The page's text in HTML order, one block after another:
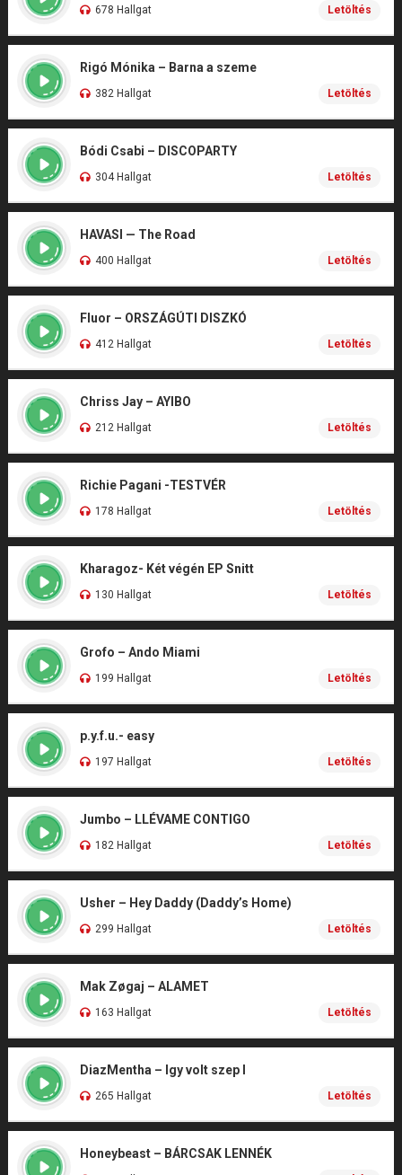
678 Hallgat Letöltés
Rigó Mónika – Barna a szeme
382 Hallgat Letöltés
Bódi Csabi – DISCOPARTY
304 Hallgat Letöltés
HAVASI — The Road
400 Hallgat Letöltés
Fluor – ORSZÁGÚTI DISZKÓ
412 Hallgat Letöltés
Chriss Jay – AYIBO
212 Hallgat Letöltés
Richie Pagani -TESTVÉR
178 Hallgat Letöltés
Kharagoz- Két végén EP Snitt
130 Hallgat Letöltés
Grofo – Ando Miami
199 Hallgat Letöltés
p.y.f.u.- easy
197 Hallgat Letöltés
Jumbo – LLÉVAME CONTIGO
182 Hallgat Letöltés
Usher – Hey Daddy (Daddy’s Home)
299 Hallgat Letöltés
Mak Zøgaj – ALAMET
163 Hallgat Letöltés
DiazMentha – Igy volt szep I
265 Hallgat Letöltés
Honeybeast – BÁRCSAK LENNÉK